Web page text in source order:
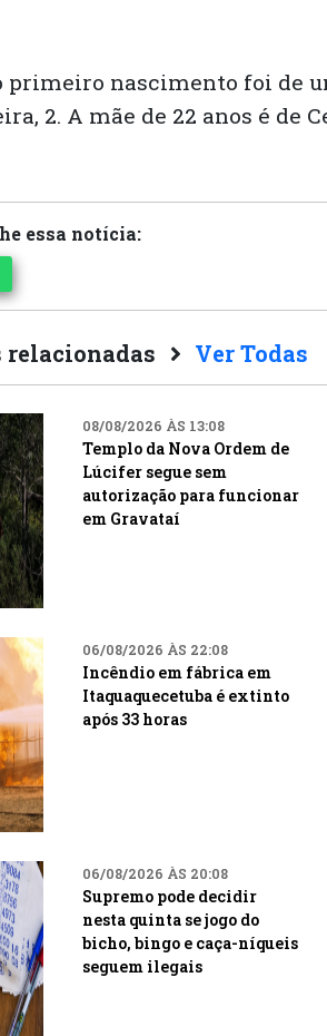
primeiro nascimento foi de
2. A mãe de 22 anos é de
essa notícia:
Ver Todas
08/08/2026 ÀS 13:08
Templo da Nova Ordem de
Lúcifer segue sem
autorização para funcionar
em Gravataí
06/08/2026 ÀS 22:08
Incêndio em fábrica em
Itaquaquecetuba é extinto
após 33 horas
06/08/2026 ÀS 20:08
Supremo pode decidir
nesta quinta se jogo do
bicho, bingo e caça-níqueis
seguem ilegais